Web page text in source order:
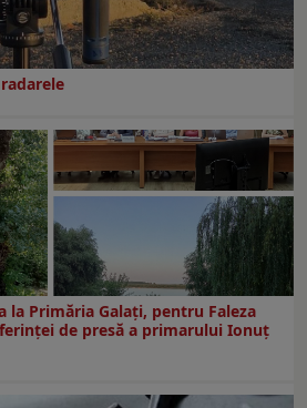
la Primăria Galaţi, pentru Faleza
de presă a primarului Ionuţ